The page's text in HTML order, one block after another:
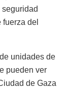
del
unidades de
pueden ver
de Gaza